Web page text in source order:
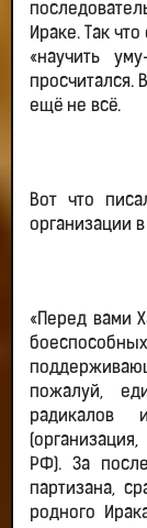
Ираке. Так
«научить
просчитался.
ещё не всё.
Вот что
организации в
«Перед вами
пожалуй,
радикалов
РФ). За
партизана,
родного